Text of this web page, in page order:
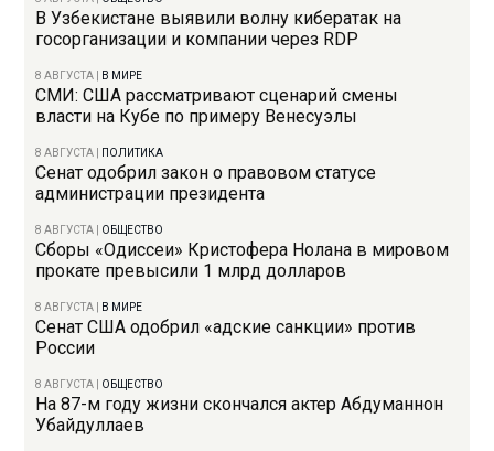
В Узбекистане выявили волну кибератак на
госорганизации и компании через RDP
8 АВГУСТА В МИРЕ
СМИ: США рассматривают сценарий смены
власти на Кубе по примеру Венесуэлы
8 АВГУСТА ПОЛИТИКА
Сенат одобрил закон о правовом статусе
администрации президента
8 АВГУСТА ОБЩЕСТВО
Сборы «Одиссеи» Кристофера Нолана в мировом
прокате превысили 1 млрд долларов
8 АВГУСТА В МИРЕ
Сенат США одобрил «адские санкции» против
России
8 АВГУСТА ОБЩЕСТВО
На 87-м году жизни скончался актер Абдуманнон
Убайдуллаев